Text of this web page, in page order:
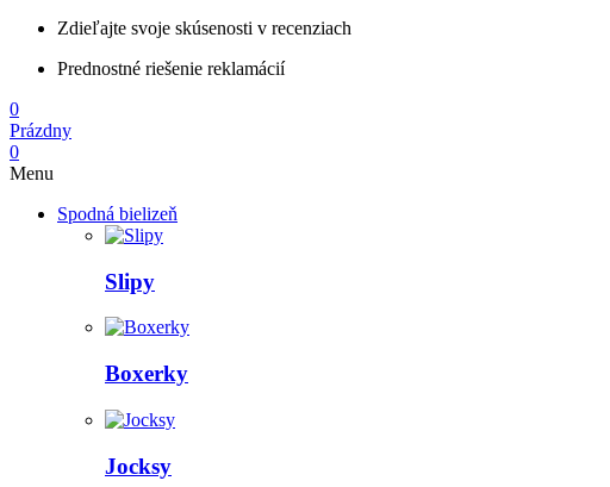
Zdieľajte svoje skúsenosti v recenziach
Prednostné riešenie reklamácií
0
Prázdny
0
Menu
Spodná bielizeň
Slipy
Boxerky
Jocksy